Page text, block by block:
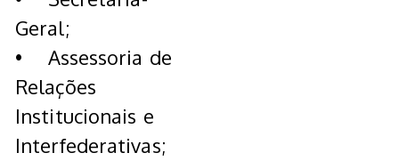
Geral;
• Assessoria de
Relações
Institucionais e
Interfederativas;